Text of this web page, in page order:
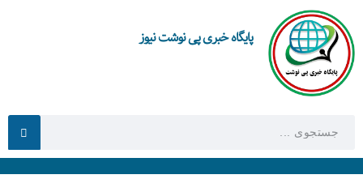
پایگاه خبری پی نوشت نیوز